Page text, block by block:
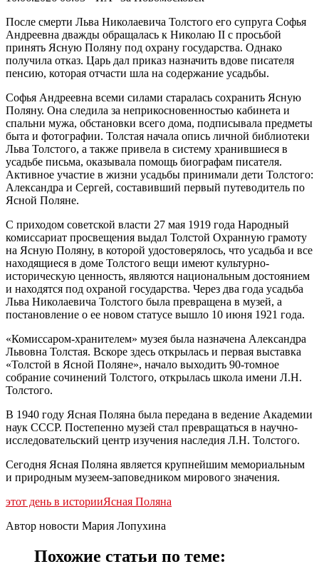
После смерти Льва Николаевича Толстого его супруга Софья
Андреевна дважды обращалась к Николаю II с просьбой
принять Ясную Поляну под охрану государства. Однако
получила отказ. Царь дал приказ назначить вдове писателя
пенсию, которая отчасти шла на содержание усадьбы.
Софья Андреевна всеми силами старалась сохранить Ясную
Поляну. Она следила за неприкосновенностью кабинета и
спальни мужа, обстановки всего дома, подписывала предметы
быта и фотографии. Толстая начала опись личной библиотеки
Льва Толстого, а также привела в систему хранившиеся в
усадьбе письма, оказывала помощь биографам писателя.
Активное участие в жизни усадьбы принимали дети Толстого:
Александра и Сергей, составивший первый путеводитель по
Ясной Поляне.
С приходом советской власти 27 мая 1919 года Народный
комиссариат просвещения выдал Толстой Охранную грамоту
на Ясную Поляну, в которой удостоверялось, что усадьба и все
находящиеся в доме Толстого вещи имеют культурно-
историческую ценность, являются национальным достоянием
и находятся под охраной государства. Через два года усадьба
Льва Николаевича Толстого была превращена в музей, а
постановление о ее новом статусе вышло 10 июня 1921 года.
«Комиссаром-хранителем» музея была назначена Александра
Львовна Толстая. Вскоре здесь открылась и первая выставка
«Толстой в Ясной Поляне», начало выходить 90-томное
собрание сочинений Толстого, открылась школа имени Л.Н.
Толстого.
В 1940 году Ясная Поляна была передана в ведение Академии
наук СССР. Постепенно музей стал превращаться в научно-
исследовательский центр изучения наследия Л.Н. Толстого.
Сегодня Ясная Поляна является крупнейшим мемориальным
и природным музеем-заповедником мирового значения.
этот день в историиЯсная Поляна
Автор новости Мария Лопухина
Похожие статьи по теме: